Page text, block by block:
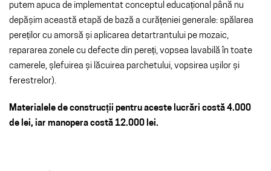
putem apuca de implementat conceptul educațional până nu
depășim această etapă de bază a curățeniei generale: spălarea
pereților cu amorsă și aplicarea detartrantului pe mozaic,
repararea zonele cu defecte din pereți, vopsea lavabilă în toate
camerele, șlefuirea și lăcuirea parchetului, vopsirea ușilor și
ferestrelor).
Materialele de construcții pentru aceste lucrări costă 4.000
de lei, iar manopera costă 12.000 lei.